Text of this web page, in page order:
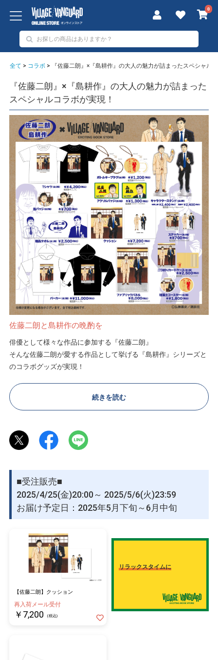
0
全て > コラボ > 『佐藤二朗』×『島耕作』の大人の魅力が詰まったスペシャル
『佐藤二朗』×『島耕作』の大人の魅力が詰まった
スペシャルコラボが実現！
佐藤二朗と島耕作の晩酌を
俳優として様々な作品に参加する『佐藤二朗』
そんな佐藤二朗が愛する作品として挙げる『島耕作』シリーズと
のコラボグッズが実現！
ンラインストアで展開中です！
佐藤二朗と島耕作の晩酌姿をお楽しみください！
『佐藤二朗』
続きを読む
■受注販売■
2025/4/25(金)20:00～ 2025/5/6(火)23:59
お届け予定日：2025年5月下旬～6月中旬
【佐藤二朗】クッション
再入荷メール受付
￥7,200 (税込)
リラックスタイムに
イラストレ
ーター
アダルトグ
ッズ